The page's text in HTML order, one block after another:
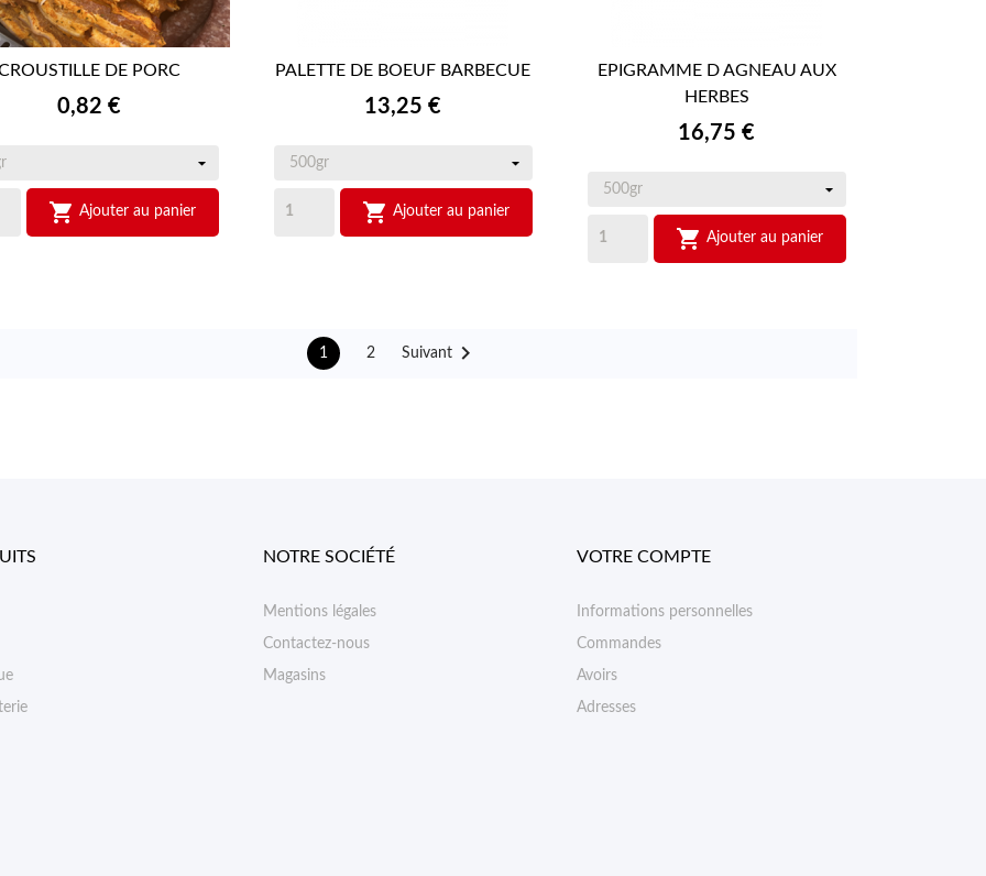
APERÇU RAPIDE
DE PORC
Prix
0,82 €
 Ajouter au panier
APERÇU RAPIDE
PALETTE DE BOEUF BARBECUE
Prix
13,25 €
 Ajouter au panier
APERÇU RAPIDE
EPIGRAMME D AGNEAU AUX
HERBES
Prix
16,75 €
 Ajouter au panier
1 2 Suivant
NOTRE SOCIÉTÉ
Mentions légales
Contactez-nous
Magasins
VOTRE COMPTE
Informations personnelles
Commandes
Avoirs
Adresses